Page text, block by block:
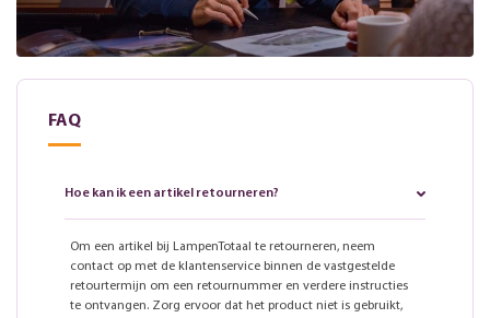
FAQ
Hoe kan ik een artikel retourneren?
Om een artikel bij LampenTotaal te retourneren, neem
contact op met de klantenservice binnen de vastgestelde
retourtermijn om een retournummer en verdere instructies
te ontvangen. Zorg ervoor dat het product niet is gebruikt,